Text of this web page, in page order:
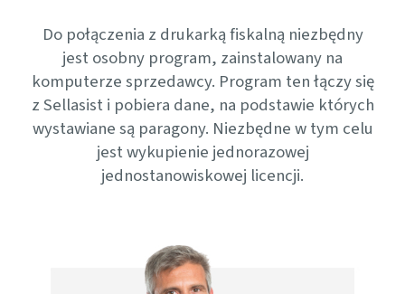
Do połączenia z drukarką fiskalną niezbędny
jest osobny program, zainstalowany na
komputerze sprzedawcy. Program ten łączy się
z Sellasist i pobiera dane, na podstawie których
wystawiane są paragony. Niezbędne w tym celu
jest wykupienie jednorazowej
jednostanowiskowej licencji.